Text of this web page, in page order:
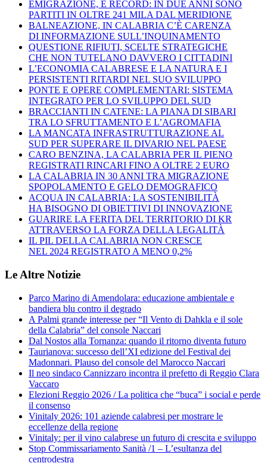
EMIGRAZIONE, È RECORD: IN DUE ANNI SONO
PARTITI IN OLTRE 241 MILA DAL MERIDIONE
BALNEAZIONE, IN CALABRIA C’È CARENZA
DI INFORMAZIONE SULL’INQUINAMENTO
QUESTIONE RIFIUTI, SCELTE STRATEGICHE
CHE NON TUTELANO DAVVERO I CITTADINI
L’ECONOMIA CALABRESE E LA NATURA E I
PERSISTENTI RITARDI NEL SUO SVILUPPO
PONTE E OPERE COMPLEMENTARI: SISTEMA
INTEGRATO PER LO SVILUPPO DEL SUD
BRACCIANTI IN CATENE: LA PIANA DI SIBARI
TRA LO SFRUTTAMENTO E L’AGROMAFIA
LA MANCATA INFRASTRUTTURAZIONE AL
SUD PER SUPERARE IL DIVARIO NEL PAESE
CARO BENZINA, LA CALABRIA PER IL PIENO
REGISTRATI RINCARI FINO A OLTRE 2 EURO
LA CALABRIA IN 30 ANNI TRA MIGRAZIONE
SPOPOLAMENTO E GELO DEMOGRAFICO
ACQUA IN CALABRIA: LA SOSTENIBILITÀ
HA BISOGNO DI OBIETTIVI DI INNOVAZIONE
GUARIRE LA FERITA DEL TERRITORIO DI KR
ATTRAVERSO LA FORZA DELLA LEGALITÀ
IL PIL DELLA CALABRIA NON CRESCE
NEL 2024 REGISTRATO A MENO 0,2%
Le Altre Notizie
Parco Marino di Amendolara: educazione ambientale e
bandiera blu contro il degrado
A Palmi grande interesse per “Il Vento di Dahkla e il sole
della Calabria” del console Naccari
Dal Nostos alla Tornanza: quando il ritorno diventa futuro
Taurianova: successo dell’XI edizione del Festival dei
Madonnari. Plauso del console del Marocco Naccari
Il neo sindaco Cannizzaro incontra il prefetto di Reggio Clara
Vaccaro
Elezioni Reggio 2026 / La politica che “buca” i social e perde
il consenso
Vinitaly 2026: 101 aziende calabresi per mostrare le
eccellenze della regione
Vinitaly: per il vino calabrese un futuro di crescita e sviluppo
Stop Commissariamento Sanità /1 – L’esultanza del
centrodestra